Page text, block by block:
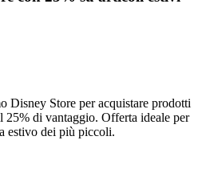
Disney Store per acquistare prodotti
25% di vantaggio. Offerta ideale per
estivo dei più piccoli.